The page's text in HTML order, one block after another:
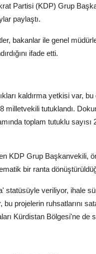
Partisi (KDP) Grup
paylaştı.
bakanlar ile genel
ifade etti.
kaldırma yetkisi var,
tutuklandı.
toplam tutuklu sayısı
KDP Grup Başkanvekili,
bir ranta
statüsüyle veriliyor, ihale
projelerin ruhsatlarını
Kürdistan Bölgesi'ne de